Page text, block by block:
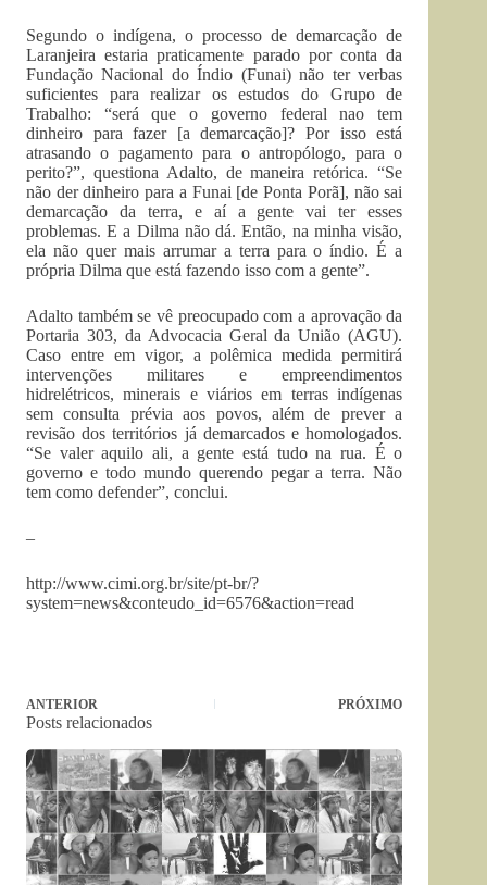
Segundo o indígena, o processo de demarcação de
Laranjeira estaria praticamente parado por conta da
Fundação Nacional do Índio (Funai) não ter verbas
suficientes para realizar os estudos do Grupo de
Trabalho: “será que o governo federal nao tem
dinheiro para fazer [a demarcação]? Por isso está
atrasando o pagamento para o antropólogo, para o
perito?”, questiona Adalto, de maneira retórica. “Se
não der dinheiro para a Funai [de Ponta Porã], não sai
demarcação da terra, e aí a gente vai ter esses
problemas. E a Dilma não dá. Então, na minha visão,
ela não quer mais arrumar a terra para o índio. É a
própria Dilma que está fazendo isso com a gente”.
Adalto também se vê preocupado com a aprovação da
Portaria 303, da Advocacia Geral da União (AGU).
Caso entre em vigor, a polêmica medida permitirá
intervenções militares e empreendimentos
hidrelétricos, minerais e viários em terras indígenas
sem consulta prévia aos povos, além de prever a
revisão dos territórios já demarcados e homologados.
“Se valer aquilo ali, a gente está tudo na rua. É o
governo e todo mundo querendo pegar a terra. Não
tem como defender”, conclui.
–
http://www.cimi.org.br/site/pt-br/?
system=news&conteudo_id=6576&action=read
ANTERIOR PRÓXIMO
Posts relacionados